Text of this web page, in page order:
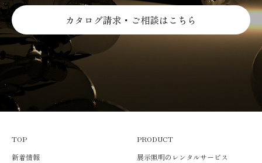
カタログ請求・ご相談はこちら
TOP
新着情報
PRODUCT
展示照明のレンタルサービス